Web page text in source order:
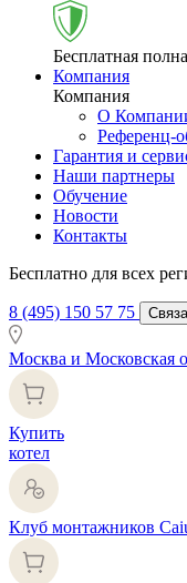
Бесплатная
Компания
Компания
О
Референц-
Гарантия и
Наши партнеры
Обучение
Новости
Контакты
Бесплатно для всех
8 (495) 150 57 75
Москва и Московская
Купить
котел
Клуб монтажников